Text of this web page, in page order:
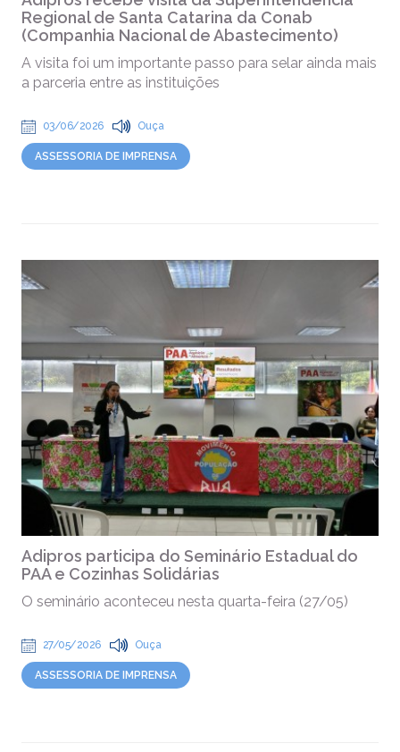
Regional de Santa Catarina da Conab
(Companhia Nacional de Abastecimento)
A visita foi um importante passo para selar ainda mais
a parceria entre as instituições
03/06/2026 Ouça
ASSESSORIA DE IMPRENSA
Adipros participa do Seminário Estadual do
PAA e Cozinhas Solidárias
O seminário aconteceu nesta quarta-feira (27/05)
27/05/2026 Ouça
ASSESSORIA DE IMPRENSA